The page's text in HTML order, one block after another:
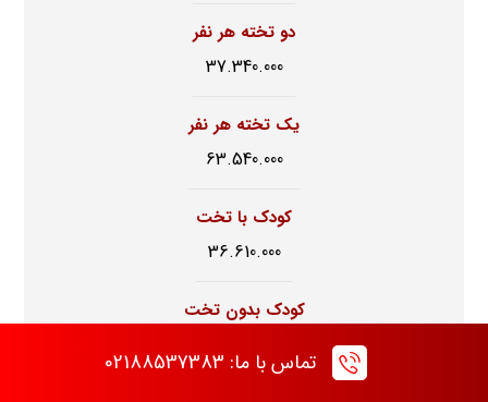
دو تخته هر نفر
37.340.000
یک تخته هر نفر
63.540.000
کودک با تخت
36.610.000
کودک بدون تخت
تماس با ما: 02188537383